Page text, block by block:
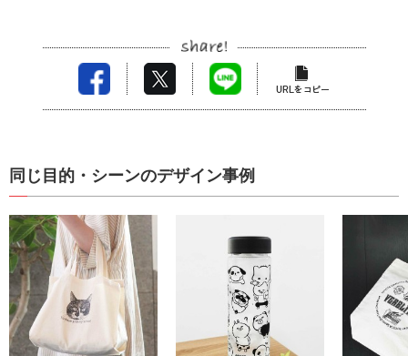
同じ目的・シーンのデザイン事例